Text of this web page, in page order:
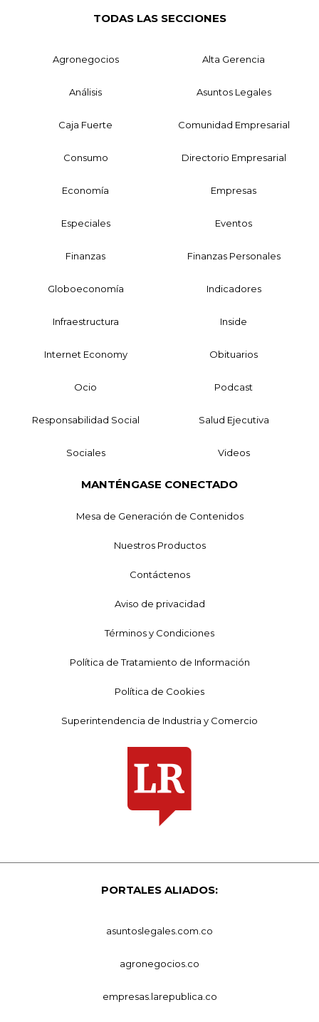
TODAS LAS SECCIONES
Agronegocios Alta Gerencia
Análisis Asuntos Legales
Caja Fuerte Comunidad Empresarial
Consumo Directorio Empresarial
Economía Empresas
Especiales Eventos
Finanzas Finanzas Personales
Globoeconomía Indicadores
Infraestructura Inside
Internet Economy Obituarios
Ocio Podcast
Responsabilidad Social Salud Ejecutiva
Sociales Videos
MANTÉNGASE CONECTADO
Mesa de Generación de Contenidos
Nuestros Productos
Contáctenos
Aviso de privacidad
Términos y Condiciones
Política de Tratamiento de Información
Política de Cookies
Superintendencia de Industria y Comercio
PORTALES ALIADOS:
asuntoslegales.com.co
agronegocios.co
empresas.larepublica.co